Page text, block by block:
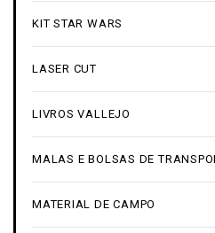
KIT STAR WARS
LASER CUT
LIVROS VALLEJO
MALAS E BOLSAS DE
MATERIAL DE CAMPO